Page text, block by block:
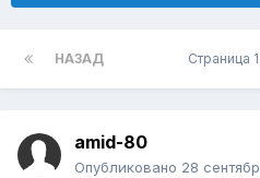
НАЗАД Страница
amid-80
Опубликовано 28